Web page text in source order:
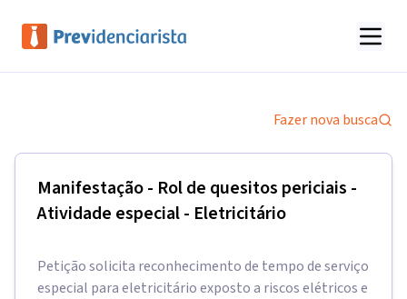
Fazer nova busca
Manifestação - Rol de quesitos periciais -
Atividade especial - Eletricitário
Petição solicita reconhecimento de tempo de serviço
especial para eletricitário exposto a riscos elétricos e